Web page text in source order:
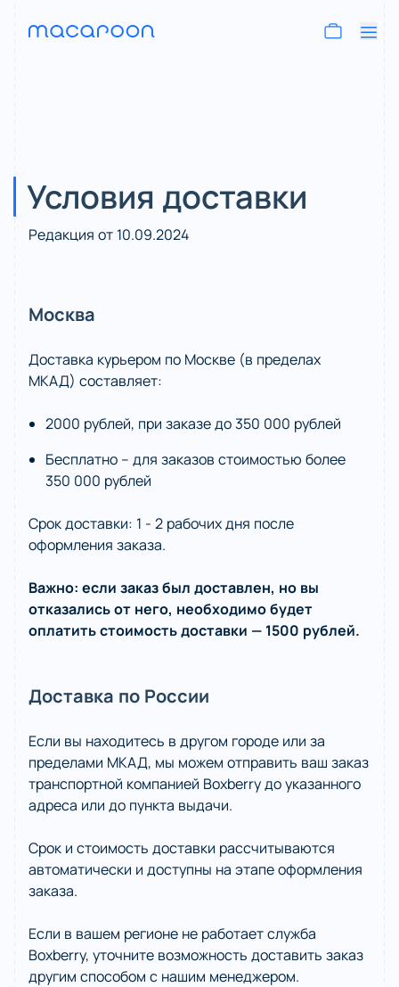
Условия доставки
Редакция от 10.09.2024
Москва
Доставка курьером по Москве (в пределах
МКАД) составляет:
2000 рублей, при заказе до 350 000 рублей
Бесплатно – для заказов стоимостью более
350 000 рублей
Срок доставки: 1 - 2 рабочих дня после
оформления заказа.
Важно: если заказ был доставлен, но вы
отказались от него, необходимо будет
оплатить стоимость доставки — 1500 рублей.
Доставка по России
Если вы находитесь в другом городе или за
пределами МКАД, мы можем отправить ваш заказ
транспортной компанией Boxberry до указанного
адреса или до пункта выдачи.
Срок и стоимость доставки рассчитываются
автоматически и доступны на этапе оформления
заказа.
Если в вашем регионе не работает служба
Boxberry, уточните возможность доставить заказ
другим способом с нашим менеджером.